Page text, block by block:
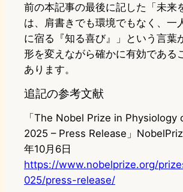
前の本記事の最後に記した「未来
は、肩書きでも環境でもなく、一
に宿る『知る喜び』」という言葉
形を変えながら確かに有効である
あります。
追記の参考文献
「The Nobel Prize in Physiology
2025 – Press Release」
年10月6日
https://www.nobelprize.org/
025/press-release/